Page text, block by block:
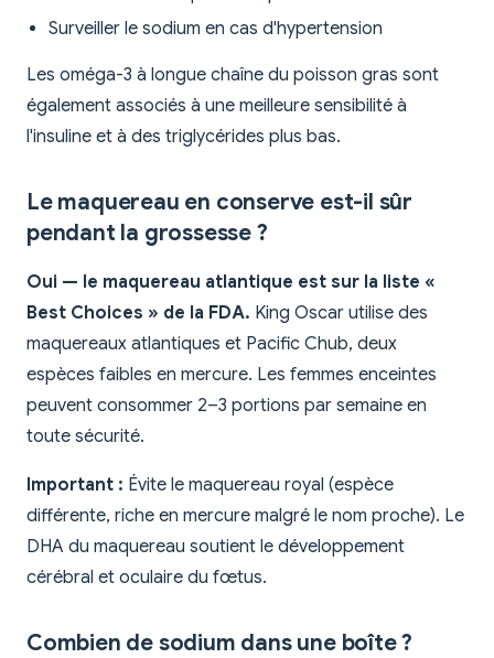
Surveiller le sodium en cas d'hypertension
Les oméga-3 à longue chaîne du poisson gras sont
également associés à une meilleure sensibilité à
l'insuline et à des triglycérides plus bas.
Le maquereau en conserve est-il sûr
pendant la grossesse ?
Oui — le maquereau atlantique est sur la liste «
Best Choices » de la FDA. King Oscar utilise des
maquereaux atlantiques et Pacific Chub, deux
espèces faibles en mercure. Les femmes enceintes
peuvent consommer 2–3 portions par semaine en
toute sécurité.
Important : Évite le maquereau royal (espèce
différente, riche en mercure malgré le nom proche). Le
DHA du maquereau soutient le développement
cérébral et oculaire du fœtus.
Combien de sodium dans une boîte ?